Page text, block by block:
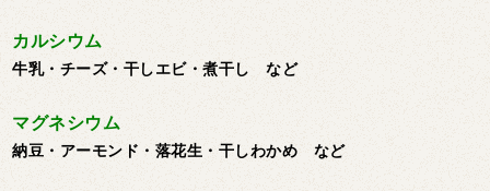
カルシウム
牛乳・チーズ・干しエビ・煮干し など
マグネシウム
納豆・アーモンド・落花生・干しわかめ など